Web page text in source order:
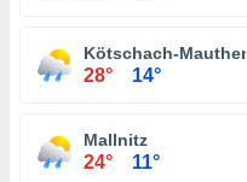
Kötschach-Mauthen
28° 14°
Mallnitz
24° 11°